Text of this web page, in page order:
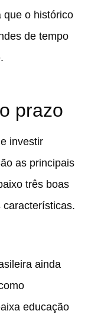
que o histórico
de tempo
prazo
investir
as principais
três boas
características.
ainda
educação